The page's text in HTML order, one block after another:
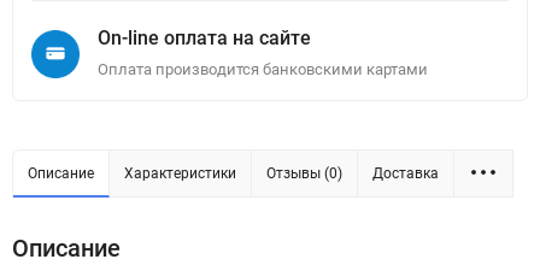
On-line оплата на сайте
Оплата производится банковскими картами
Описание Характеристики Отзывы (0) Доставка
Описание